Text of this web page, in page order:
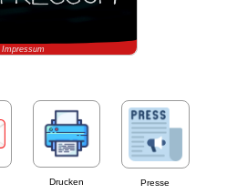
Impressum
Drucken Presse